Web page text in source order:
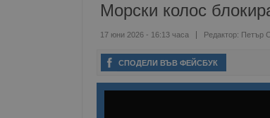
Морски колос
17 юни 2026 - 16:13 часа Редактор: Петър
СПОДЕЛИ ВЪВ ФЕЙСБУК